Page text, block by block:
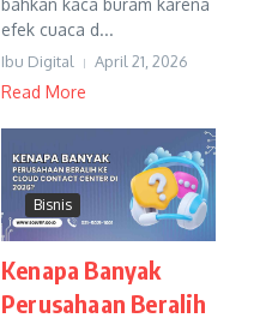
bahkan kaca buram karena
efek cuaca d...
Ibu Digital April 21, 2026
Read More
Bisnis
Kenapa Banyak
Perusahaan Beralih